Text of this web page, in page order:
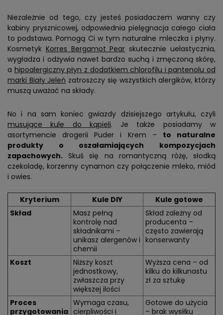
Niezależnie od tego, czy jesteś posiadaczem wanny czy
kabiny prysznicowej, odpowiednia pielęgnacja całego ciała
to podstawa. Pomogą Ci w tym naturalne mleczka i płyny.
Kosmetyk Korres Bergamot Pear skutecznie uelastycznia,
wygładza i odżywia nawet bardzo suchą i zmęczoną skórę,
a hipoalergiczny płyn z dodatkiem chlorofilu i pantenolu od
marki Biały Jeleń zatroszczy się wszystkich alergików, którzy
muszą uważać na składy.
No i na sam koniec gwiazdy dzisiejszego artykułu, czyli
musujące kule do kąpieli. Je także posiadamy w
asortymencie drogerii Puder i Krem – to naturalne
produkty o oszałamiających kompozycjach
zapachowych. Skuś się na romantyczną różę, słodką
czekoladę, korzenny cynamon czy połączenie mleko, miód
i owies.
Kryterium Kule DIY
Kule gotowe
Skład
Masz pełną
kontrolę nad
składnikami –
unikasz alergenów i
chemii
Skład zależny od
producenta –
często zawierają
konserwanty
Koszt
Niższy koszt
jednostkowy,
zwłaszcza przy
większej ilości
Wyższa cena – od
kilku do kilkunastu
zł za sztukę
Proces
przygotowania
Wymaga czasu,
cierpliwości i
Gotowe do użycia
– brak wysiłku